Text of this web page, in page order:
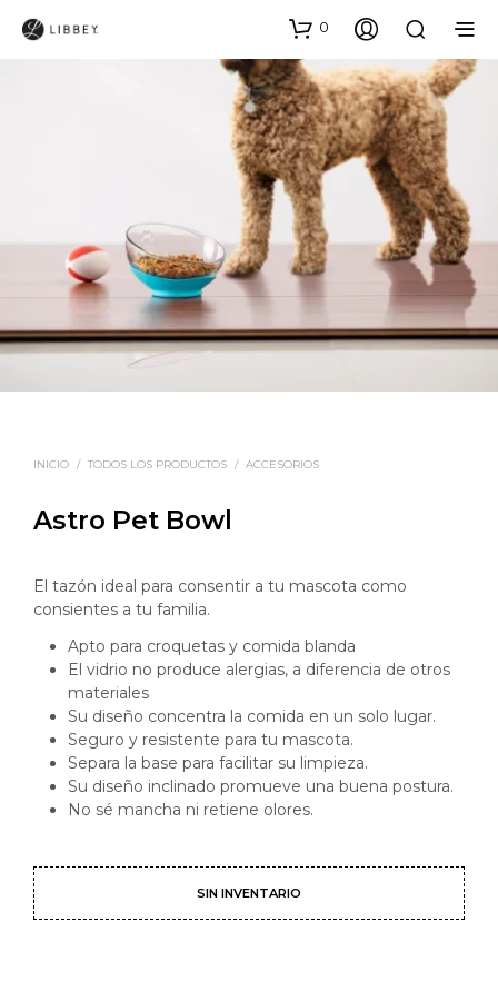
0
INICIO / TODOS LOS PRODUCTOS / ACCESORIOS
Astro Pet Bowl
El tazón ideal para consentir a tu mascota como
consientes a tu familia.
Apto para croquetas y comida blanda
El vidrio no produce alergias, a diferencia de otros
materiales
Su diseño concentra la comida en un solo lugar.
Seguro y resistente para tu mascota.
Separa la base para facilitar su limpieza.
Su diseño inclinado promueve una buena postura.
No sé mancha ni retiene olores.
SIN INVENTARIO